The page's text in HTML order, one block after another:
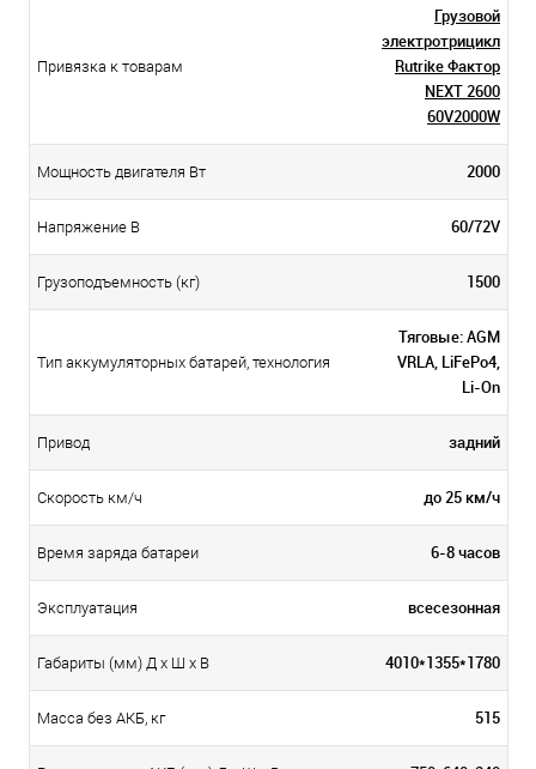
Привязка к товарам
Грузовой
электротрицикл
Rutrike Фактор
NEXT 2600
60V2000W
Мощность двигателя Вт 2000
Напряжение В 60/72V
Грузоподъемность (кг) 1500
Тип аккумуляторных батарей, технология
Тяговые: AGM
VRLA, LiFePo4,
Li-On
Привод задний
Скорость км/ч до 25 км/ч
Время заряда батареи 6-8 часов
Эксплуатация всесезонная
Габариты (мм) Д x Ш x В 4010*1355*1780
Масса без АКБ, кг 515